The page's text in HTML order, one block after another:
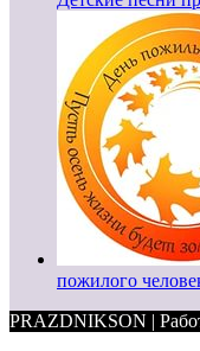
пожилого
PRAZDNIKSON |